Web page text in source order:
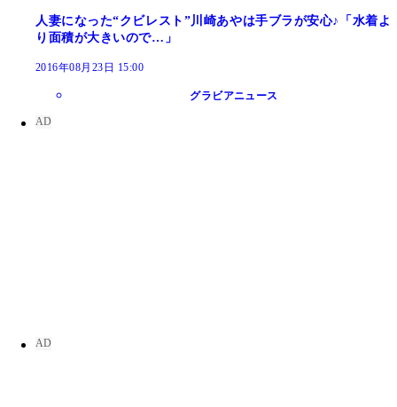
人妻になった“クビレスト”川崎あやは手ブラが安心♪「水着よ
り面積が大きいので…」
2016年08月23日 15:00
グラビアニュース